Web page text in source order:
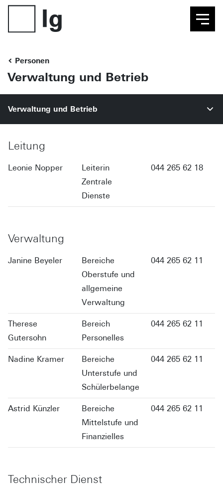
Personen
Verwaltung und Betrieb
Verwaltung und Betrieb
Leitung
Leonie Nopper
Leiterin
Zentrale
Dienste
044 265 62 18
Verwaltung
Janine Beyeler
Bereiche
Oberstufe und
allgemeine
Verwaltung
044 265 62 11
Therese
Gutersohn
Bereich
Personelles
044 265 62 11
Nadine Kramer
Bereiche
Unterstufe und
Schülerbelange
044 265 62 11
Astrid Künzler
Bereiche
Mittelstufe und
Finanzielles
044 265 62 11
Technischer Dienst